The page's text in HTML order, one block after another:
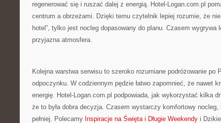
regenerować się i ruszać dalej z energią. Hotel-Logan.com.pl
centrum a obrzeżami. Dzięki temu czytelnik lepiej rozumie, że
hotel”, tylko jest nocleg dopasowany do planu. Czasem wygrywa
przyjazna atmosfera.
Kolejna warstwa serwisu to szeroko rozumiane podróżowanie po
odpoczynku. W codziennym pędzie łatwo zapomnieć, że nawet
energię. Hotel-Logan.com.pl podpowiada, jak wykorzystać kilka
że to była dobra decyzja. Czasem wystarczy komfortowy
pełniej. Polecamy Inspiracje na Święta i Długie Weekendy i